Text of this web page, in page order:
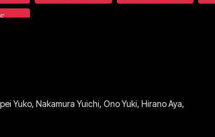
Yuko, Nakamura Yuichi, Ono Yuki, Hirano Aya,